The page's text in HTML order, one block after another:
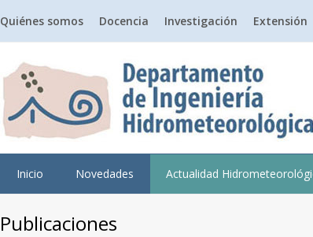
Quiénes somos Docencia Investigación Extensión
Inicio Novedades Actualidad
Publicaciones